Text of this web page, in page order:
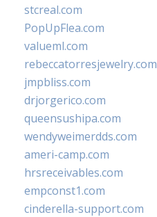
stcreal.com
PopUpFlea.com
valueml.com
rebeccatorresjewelry.com
jmpbliss.com
drjorgerico.com
queensushipa.com
wendyweimerdds.com
ameri-camp.com
hrsreceivables.com
empconst1.com
cinderella-support.com